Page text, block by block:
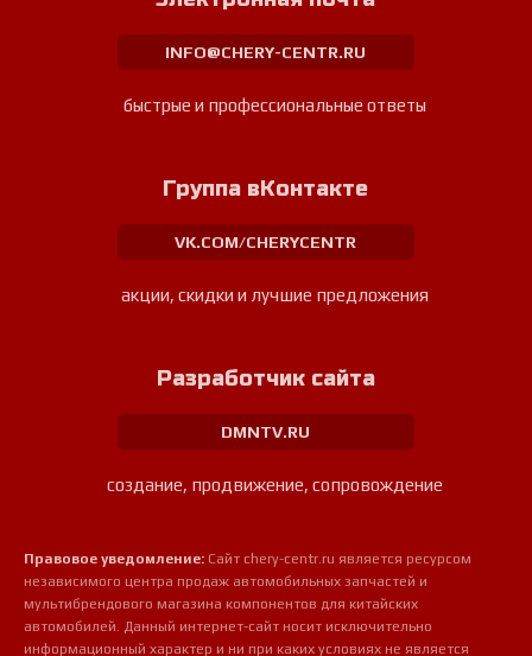
INFO@CHERY-CENTR.RU
быстрые и профессиональные ответы
Группа вКонтакте
VK.COM/CHERYCENTR
акции, скидки и лучшие предложения
Разработчик сайта
DMNTV.RU
создание, продвижение, сопровождение
Правовое уведомление: Сайт chery-centr.ru является ресурсом
независимого центра продаж автомобильных запчастей и
мультибрендового магазина компонентов для китайских
автомобилей. Данный интернет-сайт носит исключительно
информационный характер и ни при каких условиях не является